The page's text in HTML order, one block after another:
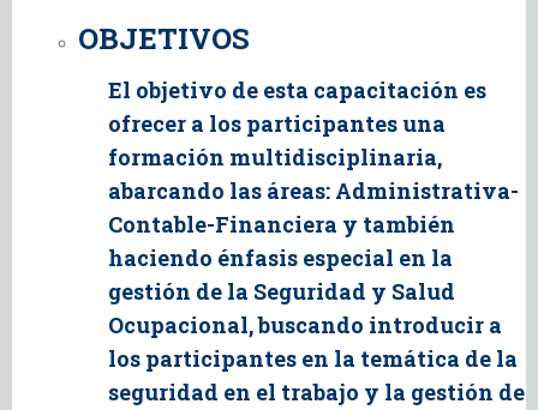
OBJETIVOS
El objetivo de esta capacitación es
ofrecer a los participantes una
formación multidisciplinaria,
abarcando las áreas: Administrativa-
Contable-Financiera y también
haciendo énfasis especial en la
gestión de la Seguridad y Salud
Ocupacional, buscando introducir a
los participantes en la temática de la
seguridad en el trabajo y la gestión de